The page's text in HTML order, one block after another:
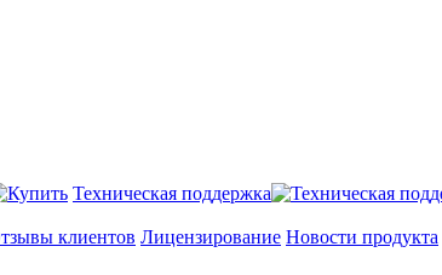
Техническая поддержка
клиентов Лицензирование Новости продукта